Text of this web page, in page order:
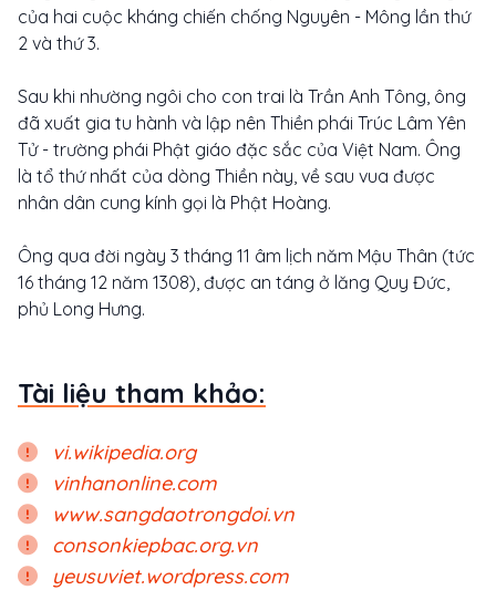
của hai cuộc kháng chiến chống Nguyên - Mông lần thứ
2 và thứ 3.
Sau khi nhường ngôi cho con trai là Trần Anh Tông, ông
đã xuất gia tu hành và lập nên Thiền phái Trúc Lâm Yên
Tử - trường phái Phật giáo đặc sắc của Việt Nam. Ông
là tổ thứ nhất của dòng Thiền này, về sau vua được
nhân dân cung kính gọi là Phật Hoàng.
Ông qua đời ngày 3 tháng 11 âm lịch năm Mậu Thân (tức
16 tháng 12 năm 1308), được an táng ở lăng Quy Đức,
phủ Long Hưng.
Tài liệu tham khảo:
vi.wikipedia.org
vinhanonline.com
www.sangdaotrongdoi.vn
consonkiepbac.org.vn
yeusuviet.wordpress.com